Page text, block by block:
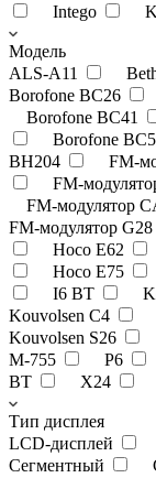
Intego
Модель
ALS-A11
Borofone BC26
Borofone BC41
Borofone
BH204
FM-
FM-
FM-модулятор
FM-модулятор G28
Hoco E62
Hoco E75
I6 BT
Kouvolsen C4
Kouvolsen S26
M-755
P6
BT
X24
Тип дисплея
LCD-дисплей
Сегментный